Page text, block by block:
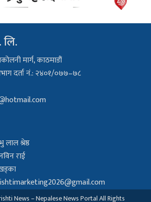
लि.
मार्ग, काठमाडौं
दर्ता नं.: २४०१/०७७–७८
श्रेष्ठ
राई
News – Nepalese News Portal All Rights